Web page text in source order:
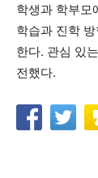
학생과 학부모
학습과 진학
한다. 관심 있
전했다.